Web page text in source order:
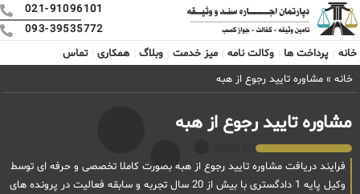
021-91096101
093-39535772
خانه
پرداخت ها وکالت نامه میز خدمت وبلاگ همکاری
تماس
خانه » مشاوره تایید رجوع از هبه
مشاوره تایید رجوع از هبه
فرایند دریافت مشاوره تایید رجوع از هبه بصورت کاملا تخصصی و حرفه ای توسط
وکیل پایه 1 دادگستری با بیش از 20 سال تجربه و سابقه فعالیت در پرونده های